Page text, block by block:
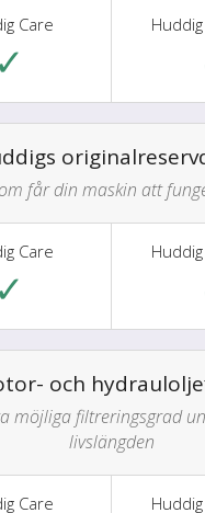
✓
får din maskin att
✓
och
möjliga filtreringsgrad
livslängden